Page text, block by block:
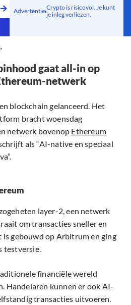
Advertentie Crypto is risicovol. Je kunt
je inleg verliezen.
gaat all-in op
netwerk
blockchain gelanceerd. Het
bracht woensdag
netwerk bovenop Ethereum
als “AI-native en speciaal
layer-2, een netwerk
om transacties sneller en
is gebouwd op Arbitrum en ging
testversie.
financiële wereld
Handelaren kunnen er ook AI-
transacties uitvoeren.